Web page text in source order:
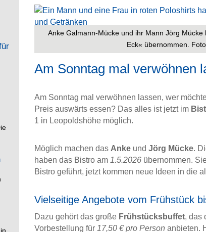
Anke Galmann-Mücke und ihr Mann Jörg
Eck« übernommen.
Am Sonntag mal verwöhnen
Am Sonntag mal verwöhnen lassen, wer
Preis auswärts essen? Das alles ist jetzt im
1 in Leopoldshöhe möglich.
Möglich machen das Anke undJörg Mücke.
haben das Bistro am 1.5.2026 übernommen.
Bistro geführt, jetzt kommen neue Ideen in die
Vielseitige Angebote vom Frühstück
Dazu gehört das große Frühstücksbuffet, das
Vorbestellung für 17,50 € pro Person anbieten.